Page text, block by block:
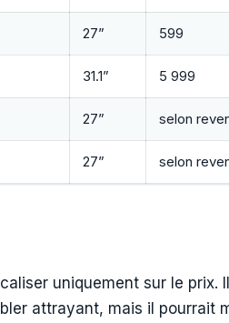
27” 599
31.1” 5 999
27” selon
27” selon
uniquement sur le prix.
attrayant, mais il